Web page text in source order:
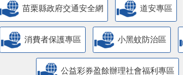
苗栗縣政府交通安全網 道安專區
消費者保護專區 小黑蚊防治區
公益彩券盈餘辦理社會福利專區